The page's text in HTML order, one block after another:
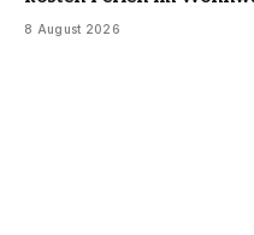
8 August 2026